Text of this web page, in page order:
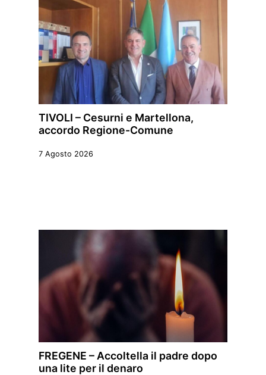
TIVOLI – Cesurni e Martellona,
accordo Regione-Comune
7 Agosto 2026
FREGENE – Accoltella il padre dopo
una lite per il denaro